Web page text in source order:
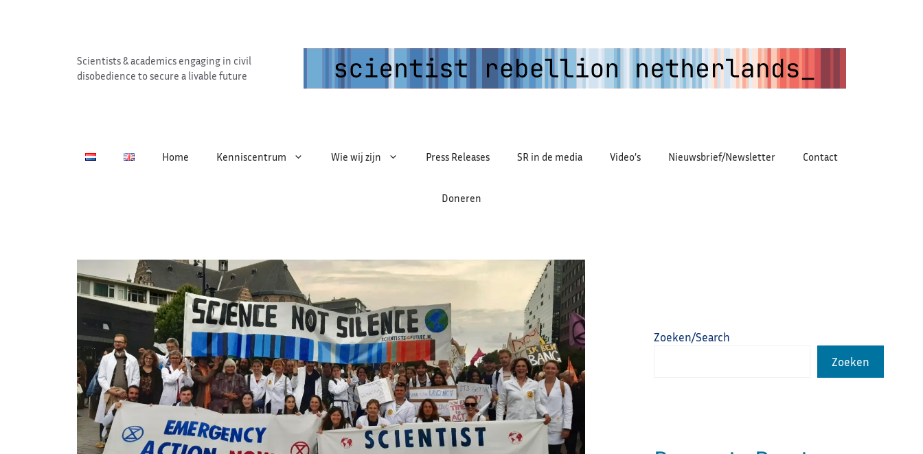
Scientists & academics engaging in civil
disobedience to secure a livable future
Home Kenniscentrum Wie wij zijn Press Releases SR in de media Video’s Nieuwsbrief/Newsletter Contact
Doneren
Zoeken/Search
Zoeken